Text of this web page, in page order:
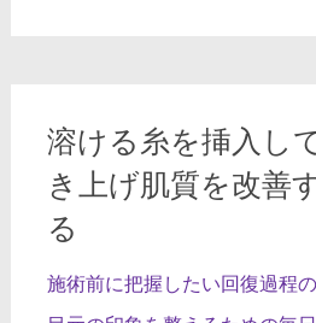
溶ける糸を挿入し
き上げ肌質を改善
る
施術前に把握したい回復過程